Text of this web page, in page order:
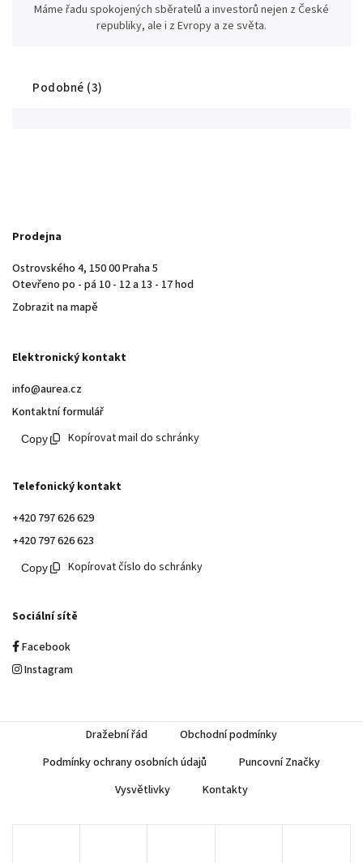
Máme řadu spokojených sběratelů a investorů nejen z České
republiky, ale i z Evropy a ze světa.
Podobné (3)
Prodejna
Ostrovského 4, 150 00 Praha 5
Otevřeno po - pá 10 - 12 a 13 - 17 hod
Zobrazit na mapě
Elektronický kontakt
info@aurea.cz
Kontaktní formulář
Kopírovat mail do schránky
Telefonický kontakt
+420 797 626 629
+420 797 626 623
Kopírovat číslo do schránky
Sociální sítě
Facebook
Instagram
Dražební řád
Obchodní podmínky
Podmínky ochrany osobních údajů
Puncovní Značky
Vysvětlivky
Kontakty